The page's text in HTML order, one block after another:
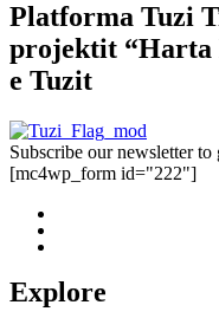
Platforma Tuzi
projektit “Harta
e Tuzit
Subscribe our newsletter to
[mc4wp_form id="222"]
Explore